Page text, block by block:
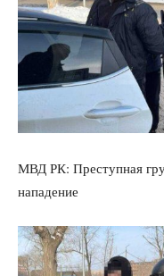
МВД РК: Преступная
нападение